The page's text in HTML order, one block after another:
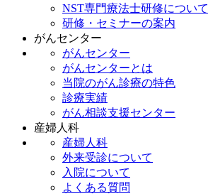
NST専門療法士研修について
研修・セミナーの案内
がんセンター
がんセンター
がんセンターとは
当院のがん診療の特色
診療実績
がん相談支援センター
産婦人科
産婦人科
外来受診について
入院について
よくある質問